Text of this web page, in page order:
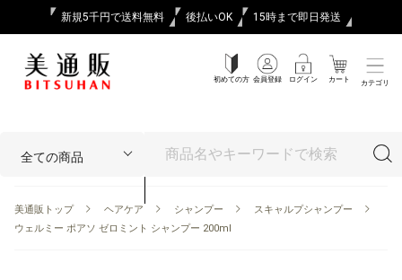
新規5千円で送料無料 後払いOK 15時まで即日発送
初めての方 会員登録 ログイン カート カテゴリ
美通販トップ ヘアケア シャンプー
スキャルプシャンプー
ウェルミー ポアソ ゼロミント シャンプー 200ml